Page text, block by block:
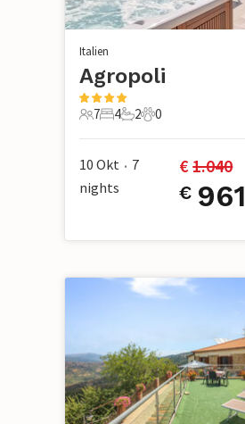
Italien
Agropoli
7 Gäste
7
4 Schlafzimmer
4
2 Badezimmer
2
0 Haustiere
0
10 Okt • 7
nights
€ 1.040
€ 961